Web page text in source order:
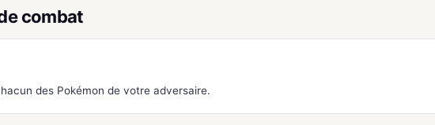
combat
des Pokémon de votre adversaire.